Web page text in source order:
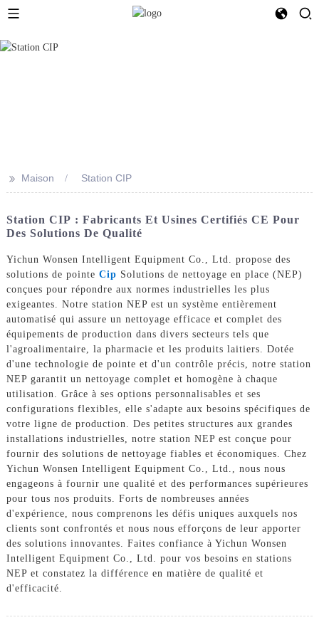
>> Maison Station CIP
Station CIP : Fabricants Et Usines Certifiés CE Pour
Des Solutions De Qualité
Yichun Wonsen Intelligent Equipment Co., Ltd. propose des
solutions de pointe Cip Solutions de nettoyage en place (NEP)
conçues pour répondre aux normes industrielles les plus
exigeantes. Notre station NEP est un système entièrement
automatisé qui assure un nettoyage efficace et complet des
équipements de production dans divers secteurs tels que
l'agroalimentaire, la pharmacie et les produits laitiers. Dotée
d'une technologie de pointe et d'un contrôle précis, notre station
NEP garantit un nettoyage complet et homogène à chaque
utilisation. Grâce à ses options personnalisables et ses
configurations flexibles, elle s'adapte aux besoins spécifiques de
votre ligne de production. Des petites structures aux grandes
installations industrielles, notre station NEP est conçue pour
fournir des solutions de nettoyage fiables et économiques. Chez
Yichun Wonsen Intelligent Equipment Co., Ltd., nous nous
engageons à fournir une qualité et des performances supérieures
pour tous nos produits. Forts de nombreuses années
d'expérience, nous comprenons les défis uniques auxquels nos
clients sont confrontés et nous nous efforçons de leur apporter
des solutions innovantes. Faites confiance à Yichun Wonsen
Intelligent Equipment Co., Ltd. pour vos besoins en stations
NEP et constatez la différence en matière de qualité et
d'efficacité.